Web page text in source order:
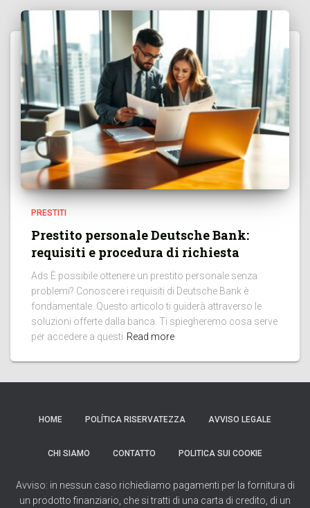
PRESTITI
Prestito personale Deutsche Bank:
requisiti e procedura di richiesta
Ads È possibile ottenere un prestito personale senza
problemi? Conoscere i requisiti di Deutsche Bank è
fondamentale. Questo articolo ti guiderà attraverso le
soluzioni offerte dalla banca. Ti spiegheremo cosa serve
per accedere a questi Read more
HOME POLÍTICA RISERVATEZZA AVVISO LEGALE
CHI SIAMO CONTATTO POLITICA SUI COOKIE
Avviso: in nessun caso richiediamo pagamenti per la fornitura di
un prodotto finanziario, che si tratti di una carta di credito, di un